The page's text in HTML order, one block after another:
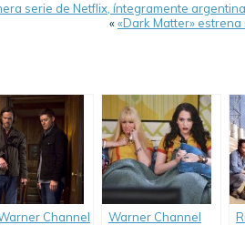
serie de Netflix, íntegramente
««Dark Matter»
Channel
Warner Channel